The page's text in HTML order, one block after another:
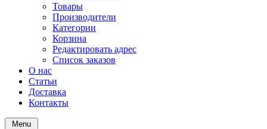
Товары
Производители
Категории
Корзина
Редактировать адрес
Список заказов
О нас
Статьи
Доставка
Контакты
Menu